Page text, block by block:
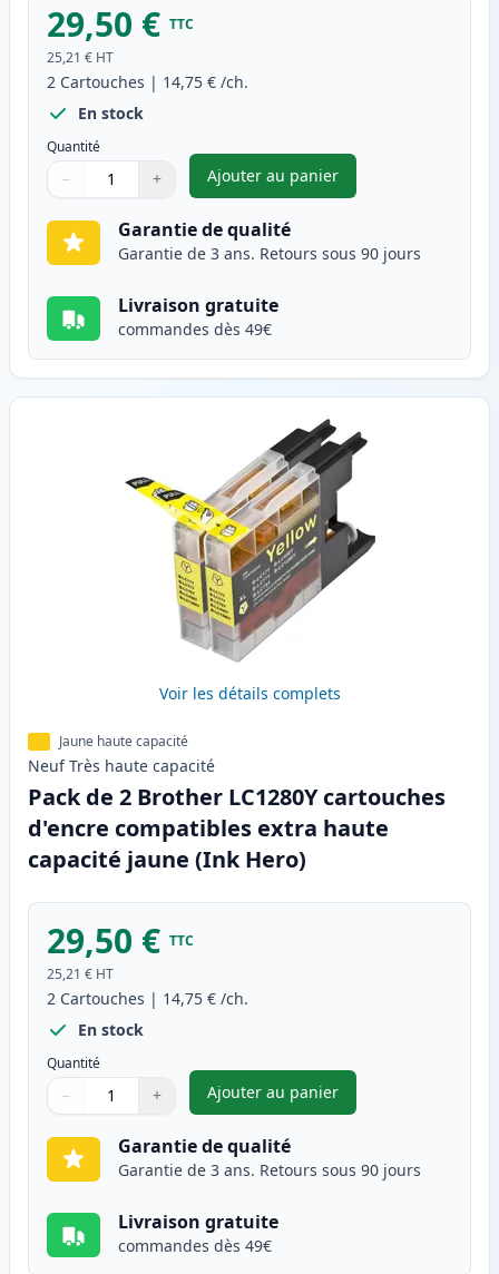
29,50 € TTC
25,21 € HT
2 Cartouches | 14,75 € /ch.
En stock
Quantité
Quantité
Utilisez les boutons pour ajuster
− +
Quantité
Ajouter au panier
,Pack de 2 Brother LC1280M
Garantie de qualité
Garantie de 3 ans. Retours sous 90 jours
Livraison gratuite
commandes dès 49€
Voir les détails complets
Jaune haute capacité
Neuf Très haute capacité
Pack de 2 Brother LC1280Y cartouches
d'encre compatibles extra haute
capacité jaune (Ink Hero)
29,50 € TTC
25,21 € HT
2 Cartouches | 14,75 € /ch.
En stock
Quantité
Quantité
Utilisez les boutons pour ajuster
− +
Quantité
Ajouter au panier
,Pack de 2 Brother LC1280Y
Garantie de qualité
Garantie de 3 ans. Retours sous 90 jours
Livraison gratuite
commandes dès 49€